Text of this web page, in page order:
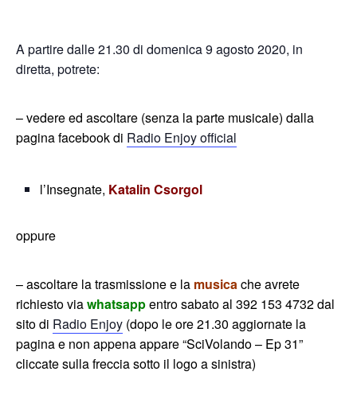
A partire dalle 21.30 di domenica 9 agosto 2020, in
diretta, potrete:
– vedere ed ascoltare (senza la parte musicale) dalla
pagina facebook di Radio Enjoy official
l’Insegnate, Katalin Csorgol
oppure
– ascoltare la trasmissione e la musicache avrete
richiesto viawhatsappentro sabato al 392 153 4732 dal
sito di Radio Enjoy (dopo le ore 21.30 aggiornate la
pagina e non appena appare “SciVolando – Ep 31”
cliccate sulla freccia sotto il logo a sinistra)